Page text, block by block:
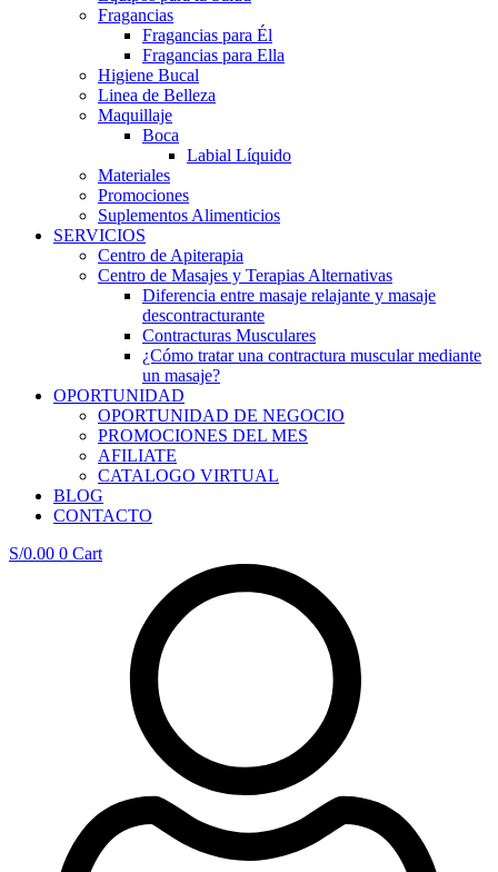
Fragancias
Fragancias para Él
Fragancias para Ella
Higiene Bucal
Linea de Belleza
Maquillaje
Boca
Labial Líquido
Materiales
Promociones
Suplementos Alimenticios
SERVICIOS
Centro de Apiterapia
Centro de Masajes y Terapias Alternativas
Diferencia entre masaje relajante y masaje
descontracturante
Contracturas Musculares
¿Cómo tratar una contractura muscular mediante
un masaje?
OPORTUNIDAD
OPORTUNIDAD DE NEGOCIO
PROMOCIONES DEL MES
AFILIATE
CATALOGO VIRTUAL
BLOG
CONTACTO
S/0.00 0 Cart